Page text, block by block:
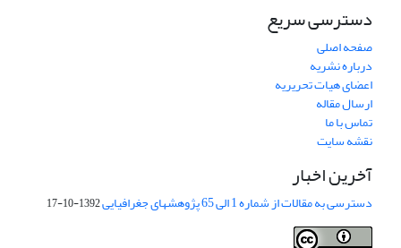
دسترسی سریع
صفحه اصلی
درباره نشریه
اعضای هیات تحریریه
ارسال مقاله
تماس با ما
نقشه سایت
آخرین اخبار
دسترسی به مقالات از شماره 1 الی 65 پژوهشهای جغرافیایی 1392-10-17